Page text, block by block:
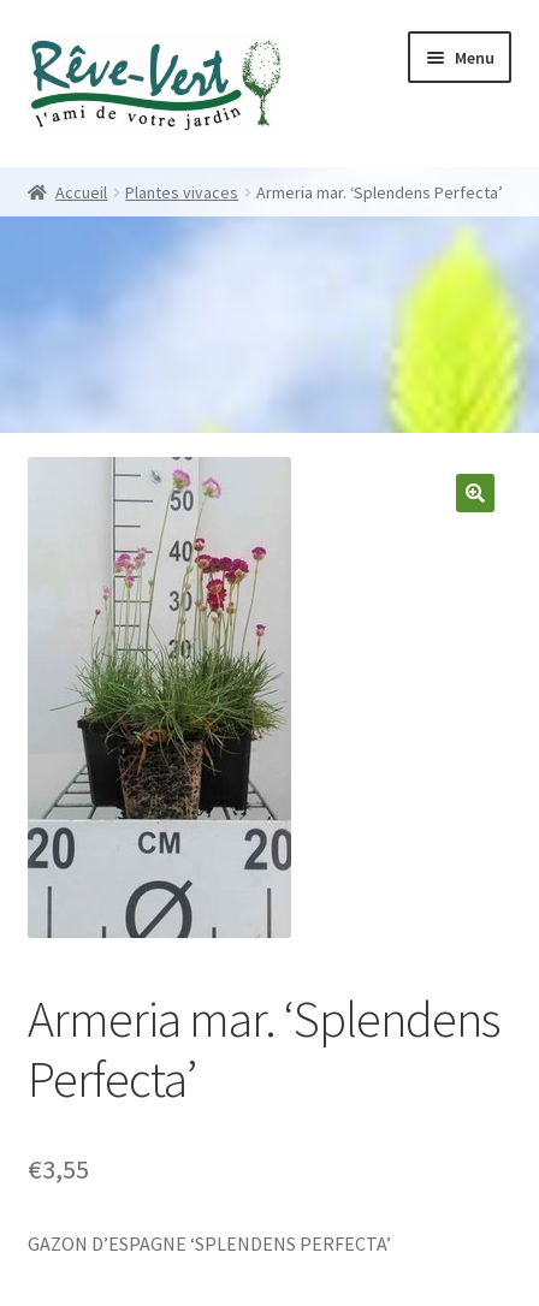
Skip
to
navigation
Skip
to
content
Menu
Accueil Plantes vivaces Armeria mar. ‘Splendens Perfecta’
Armeria mar. ‘Splendens
Perfecta’
€3,55
GAZON D’ESPAGNE ‘SPLENDENS PERFECTA’